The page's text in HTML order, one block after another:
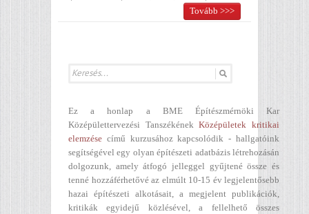
Tovább >>>
Ez a honlap a BME Építészmérnöki Kar
Középülettervezési TanszékénekKözépületek kritikai
elemzése című kurzusához kapcsolódik - hallgatóink
segítségével egy olyan építészeti adatbázis létrehozásán
dolgozunk, amely átfogó jelleggel gyűjtené össze és
tenné hozzáférhetővé az elmúlt 10-15 év legjelentősebb
hazai építészeti alkotásait, a megjelent publikációk,
kritikák egyidejű közlésével, a fellelhető összes